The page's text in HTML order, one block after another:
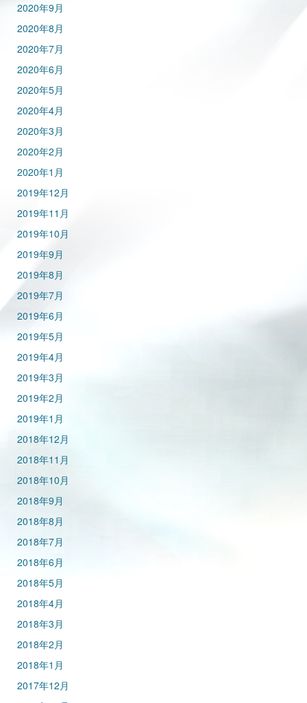
2020年9月
2020年8月
2020年7月
2020年6月
2020年5月
2020年4月
2020年3月
2020年2月
2020年1月
2019年12月
2019年11月
2019年10月
2019年9月
2019年8月
2019年7月
2019年6月
2019年5月
2019年4月
2019年3月
2019年2月
2019年1月
2018年12月
2018年11月
2018年10月
2018年9月
2018年8月
2018年7月
2018年6月
2018年5月
2018年4月
2018年3月
2018年2月
2018年1月
2017年12月